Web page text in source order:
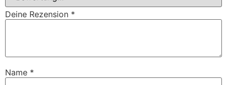
Deine Rezension *
Name *